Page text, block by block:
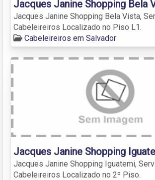
Jacques Janine Shopping Bela
Jacques Janine Shopping Bela Vista,
Cabeleireiros Localizado no Piso L1.
Cabeleireiros em Salvador
Jacques Janine Shopping
Jacques Janine Shopping Iguatemi,
Cabeleireiros Localizado no 2º Piso.